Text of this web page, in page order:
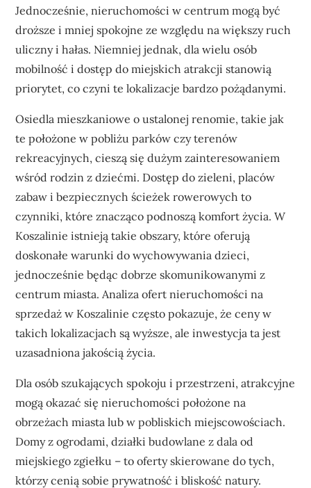
Jednocześnie, nieruchomości w centrum mogą być
droższe i mniej spokojne ze względu na większy ruch
uliczny i hałas. Niemniej jednak, dla wielu osób
mobilność i dostęp do miejskich atrakcji stanowią
priorytet, co czyni te lokalizacje bardzo pożądanymi.
Osiedla mieszkaniowe o ustalonej renomie, takie jak
te położone w pobliżu parków czy terenów
rekreacyjnych, cieszą się dużym zainteresowaniem
wśród rodzin z dziećmi. Dostęp do zieleni, placów
zabaw i bezpiecznych ścieżek rowerowych to
czynniki, które znacząco podnoszą komfort życia. W
Koszalinie istnieją takie obszary, które oferują
doskonałe warunki do wychowywania dzieci,
jednocześnie będąc dobrze skomunikowanymi z
centrum miasta. Analiza ofert nieruchomości na
sprzedaż w Koszalinie często pokazuje, że ceny w
takich lokalizacjach są wyższe, ale inwestycja ta jest
uzasadniona jakością życia.
Dla osób szukających spokoju i przestrzeni, atrakcyjne
mogą okazać się nieruchomości położone na
obrzeżach miasta lub w pobliskich miejscowościach.
Domy z ogrodami, działki budowlane z dala od
miejskiego zgiełku – to oferty skierowane do tych,
którzy cenią sobie prywatność i bliskość natury.